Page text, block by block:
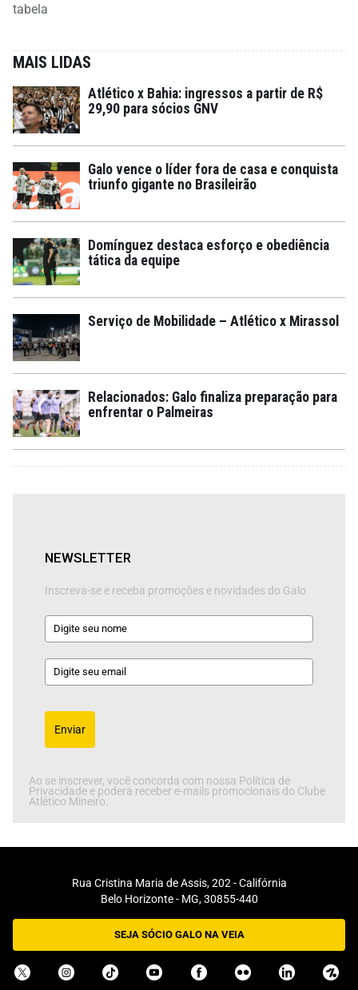
tabela
MAIS LIDAS
Atlético x Bahia: ingressos a partir de R$
29,90 para sócios GNV
Galo vence o líder fora de casa e conquista
triunfo gigante no Brasileirão
Domínguez destaca esforço e obediência
tática da equipe
Serviço de Mobilidade – Atlético x Mirassol
Relacionados: Galo finaliza preparação para
enfrentar o Palmeiras
NEWSLETTER
Inscreva-se e receba promoções e novidades do Galo
Enviar
Ao se inscrever, você concorda com nossa Política de
Privacidade e poderá receber e-mails promocionais do Clube
Atlético Mineiro.
Rua Cristina Maria de Assis, 202 - Califórnia
Belo Horizonte - MG, 30855-440
SEJA SÓCIO GALO NA VEIA